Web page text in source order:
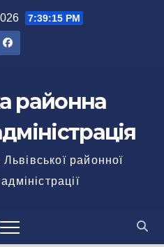
7:39:16 PM
районна
районної